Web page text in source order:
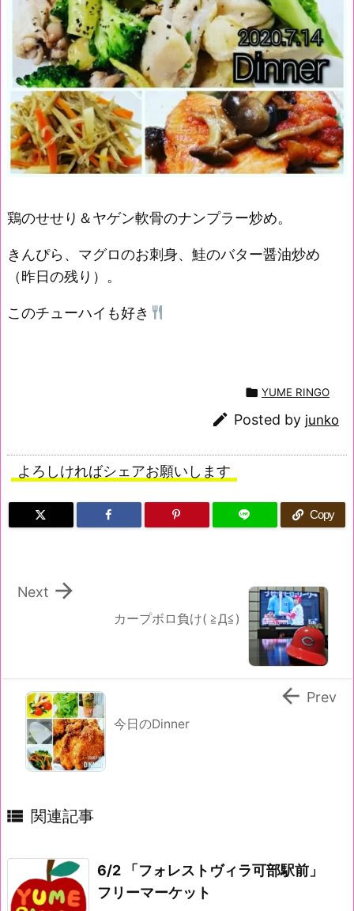
鶏のせせり＆ヤゲン軟骨のナンプラー炒め。
きんぴら、マグロのお刺身、鮭のバター醤油炒め
（昨日の残り）。
このチューハイも好き
 YUME RINGO
 Posted by junko
よろしければシェアお願いします
Copy
カープボロ負け( ≧Д≦)

Next
今日のDinner
 Prev
 関連記事
6/2 「フォレストヴィラ可部駅前」
フリーマーケット